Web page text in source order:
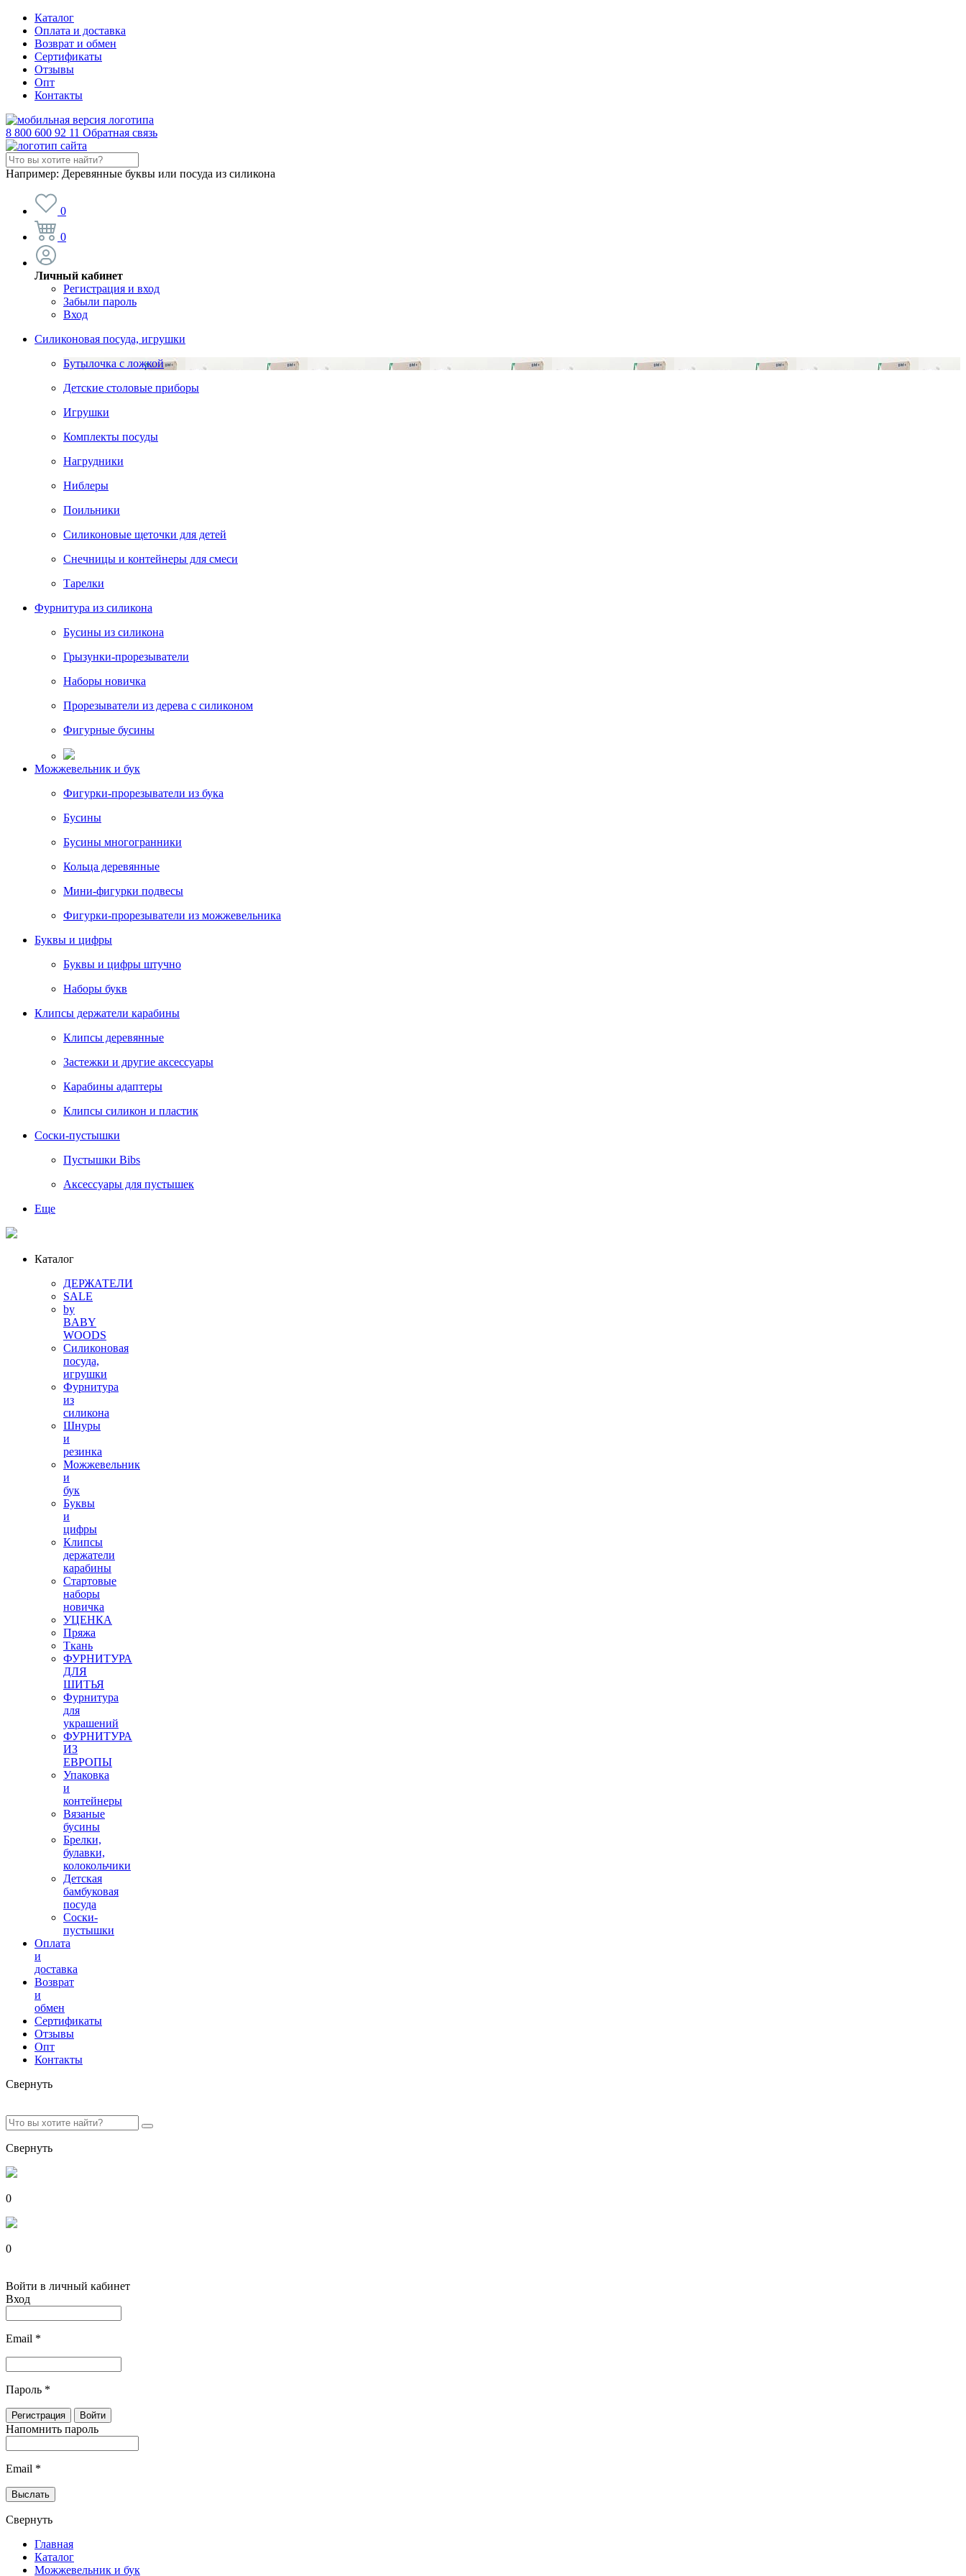
Каталог
Оплата и доставка
Возврат и обмен
Сертификаты
Отзывы
Опт
Контакты
8 800 600 92 11 Обратная связь
Например: Деревянные буквы или посуда из силикона
0
0
Личный кабинет
Регистрация и вход
Забыли пароль
Вход
Силиконовая посуда, игрушки
Бутылочка с ложкой
Детские столовые приборы
Игрушки
Комплекты посуды
Нагрудники
Ниблеры
Поильники
Силиконовые щеточки для детей
Снечницы и контейнеры для смеси
Тарелки
Фурнитура из силикона
Бусины из силикона
Грызунки-прорезыватели
Наборы новичка
Прорезыватели из дерева с силиконом
Фигурные бусины
Можжевельник и бук
Фигурки-прорезыватели из бука
Бусины
Бусины многогранники
Кольца деревянные
Мини-фигурки подвесы
Фигурки-прорезыватели из можжевельника
Буквы и цифры
Буквы и цифры штучно
Наборы букв
Клипсы держатели карабины
Клипсы деревянные
Застежки и другие аксессуары
Карабины адаптеры
Клипсы силикон и пластик
Соски-пустышки
Пустышки Bibs
Аксессуары для пустышек
Еще
Каталог
ДЕРЖАТЕЛИ
SALE
by
BABY
WOODS
Силиконовая
посуда,
игрушки
Фурнитура
из
силикона
Шнуры
и
резинка
Можжевельник
и
бук
Буквы
и
цифры
Клипсы
держатели
карабины
Стартовые
наборы
новичка
УЦЕНКА
Пряжа
Ткань
ФУРНИТУРА
ДЛЯ
ШИТЬЯ
Фурнитура
для
украшений
ФУРНИТУРА
ИЗ
ЕВРОПЫ
Упаковка
и
контейнеры
Вязаные
бусины
Брелки,
булавки,
колокольчики
Детская
бамбуковая
посуда
Соски-
пустышки
Оплата
и
доставка
Возврат
и
обмен
Сертификаты
Отзывы
Опт
Контакты
Свернуть
Свернуть
0
0
Войти в личный кабинет
Вход
Email *
Пароль *
Напомнить пароль
Email *
Свернуть
Главная
Каталог
Можжевельник и бук